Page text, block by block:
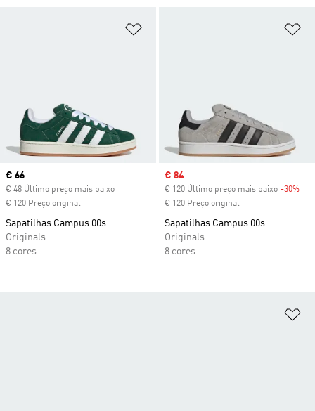
Current price
€ 66
€ 48 Último preço mais baixo
€ 120 Preço original
Sapatilhas Campus 00s
Originals
8 cores
Sale price
€ 84
€ 120 Último preço mais baixo -30%
€ 120 Preço original
Sapatilhas Campus 00s
Originals
8 cores